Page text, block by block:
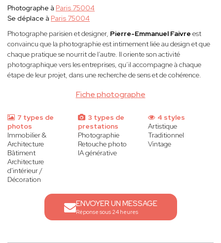
Fiche photographe
Photographe à Paris 75004
Se déplace à Paris 75004
Photographe parisien et designer, Pierre-Emmanuel Faivre est
convaincu que la photographie est intimement liée au design et que
chaque pratique se nourrit de l’autre. Il oriente son activité
photographique vers les entreprises, qu’il accompagne à chaque
étape de leur projet, dans une recherche de sens et de cohérence.
7 types de
photos
Immobilier &
Architecture
Bâtiment
Architecture
d'intérieur /
Décoration
3 types de
prestations
Photographie
Retouche photo
IA générative
4 styles
Artistique
Traditionnel
Vintage
ENVOYER UN MESSAGE
Réponse sous 24 heures